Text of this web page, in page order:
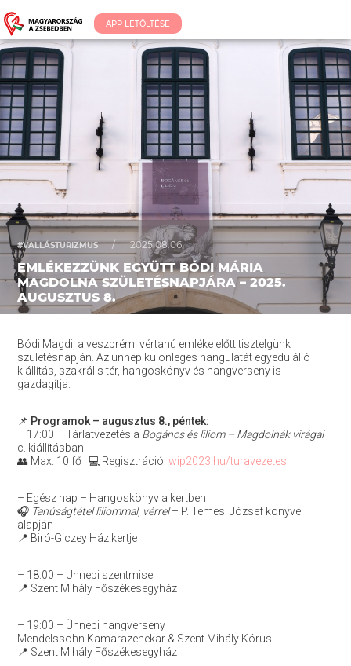
APP LETÖLTÉSE
#VALLÁSTURIZMUS / 2025.08.06.
EMLÉKEZZÜNK EGYÜTT BÓDI MÁRIA
MAGDOLNA SZÜLETÉSNAPJÁRA – 2025.
AUGUSZTUS 8.
Bódi Magdi, a veszprémi vértanú emléke előtt tisztelgünk
születésnapján. Az ünnep különleges hangulatát egyedülálló
kiállítás, szakrális tér, hangoskönyv és hangverseny is
gazdagítja.
📌 Programok – augusztus 8., péntek:
– 17:00 – Tárlatvezetés a Bogáncs és liliom – Magdolnák virágai
c. kiállításban
👥 Max. 10 fő | 💻 Regisztráció: wip2023.hu/turavezetes
– Egész nap – Hangoskönyv a kertben
🎧 Tanúságtétel liliommal, vérrel– P. Temesi József könyve
alapján
📍 Biró-Giczey Ház kertje
– 18:00 – Ünnepi szentmise
📍 Szent Mihály Főszékesegyház
– 19:00 – Ünnepi hangverseny
Mendelssohn Kamarazenekar & Szent Mihály Kórus
📍 Szent Mihály Főszékesegyház